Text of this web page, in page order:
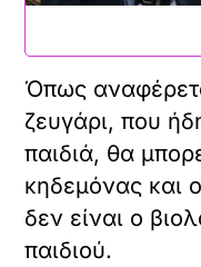
Όπως
ζευγάρι, που
παιδιά, θα
κηδεμόνας και
δεν είναι ο
παιδιού.